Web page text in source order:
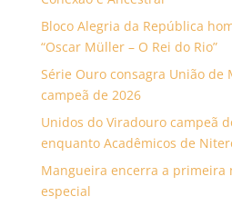
Bloco Alegria da República
“Oscar Müller – O Rei do Rio”
Série Ouro consagra União de
campeã de 2026
Unidos do Viradouro campeã
enquanto Acadêmicos de
Mangueira encerra a primeira
especial